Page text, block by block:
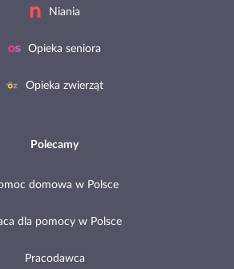
Niania
Opieka seniora
Opieka zwierząt
Polecamy
domowa w Polsce
dla pomocy w Polsce
Pracodawca